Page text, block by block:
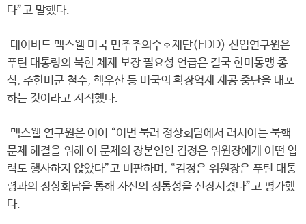
다”고 말했다.
데이비드 맥스웰 미국 민주주의수호재단(FDD) 선임연구원은
푸틴 대통령의 북한 체제 보장 필요성 언급은 결국 한미동맹 종
식, 주한미군 철수, 핵우산 등 미국의 확장억제 제공 중단을 내포
하는 것이라고 지적했다.
맥스웰 연구원은 이어 “이번 북러 정상회담에서 러시아는 북핵
문제 해결을 위해 이 문제의 장본인인 김정은 위원장에게 어떤 압
력도 행사하지 않았다”고 비판하며, “김정은 위원장은 푸틴 대통
령과의 정상회담을 통해 자신의 정통성을 신장시켰다”고 평가했
다.